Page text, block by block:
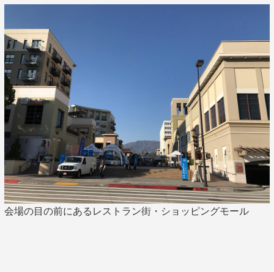
会場の目の前にあるレストラン街・ショッピングモール